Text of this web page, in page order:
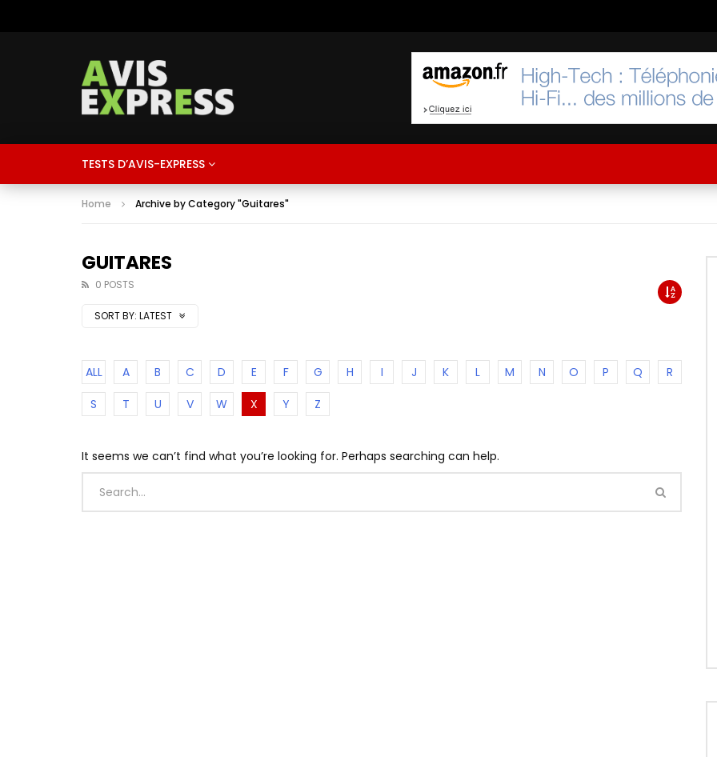
TESTS D’AVIS-EXPRESS
Home Archive by Category "Guitares"
GUITARES
0 POSTS
SORT BY: LATEST
ALL A B C D E F G H I J K L M N O P Q
R
S
T U V W X Y Z
It seems we can’t find what you’re looking for. Perhaps searching can help.